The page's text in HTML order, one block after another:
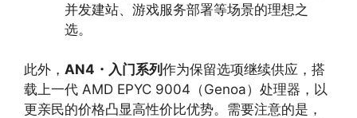
并发建站、游戏服务部署等场景的理想之
选。
此外， AN4・入门系列 作为保留选项继续供应，搭
载上一代 AMD EPYC 9004（Genoa）处理器，以
更亲民的价格凸显高性价比优势。需要注意的是，